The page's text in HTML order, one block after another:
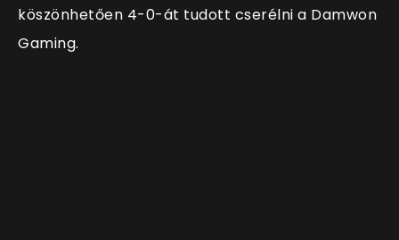
köszönhetően 4-0-át tudott cserélni a Damwon
Gaming.